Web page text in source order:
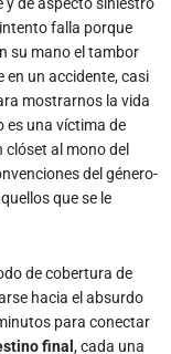
falla porque
su mano el tambor
en un accidente, casi
mostrarnos la vida
es una víctima de
al mono del
del género-
que se le
de cobertura de
hacia el absurdo
para conectar
final , cada una